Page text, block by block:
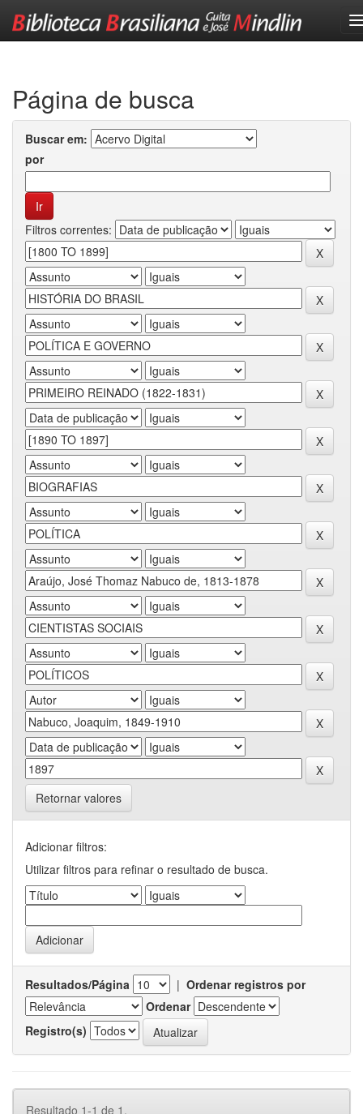
Página de busca
Buscar em:
por
Filtros correntes:
Retornar valores
Adicionar filtros:
Utilizar filtros para refinar o resultado de busca.
Resultados/Página | Ordenar registros por
Ordenar
Registro(s)
Resultado 1-1 de 1.